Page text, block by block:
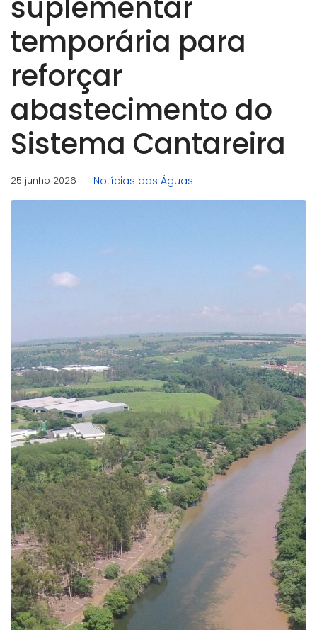
temporária para
reforçar
abastecimento do
Sistema Cantareira
25 junho 2026 Notícias das Águas